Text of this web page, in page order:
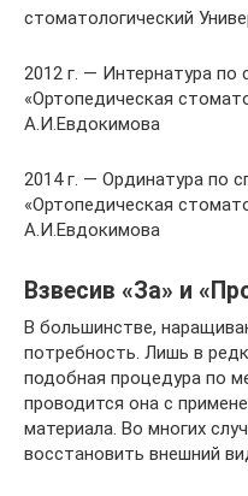
стоматологический
2012 г. — Интернатура по
«Ортопедическая
А.И.Евдокимова
2014 г. — Ординатура по
«Ортопедическая
А.И.Евдокимова
Взвесив «За» и
В большинстве,
потребность. Лишь в
подобная процедура по
проводится она с
материала. Во многих
восстановить внешний